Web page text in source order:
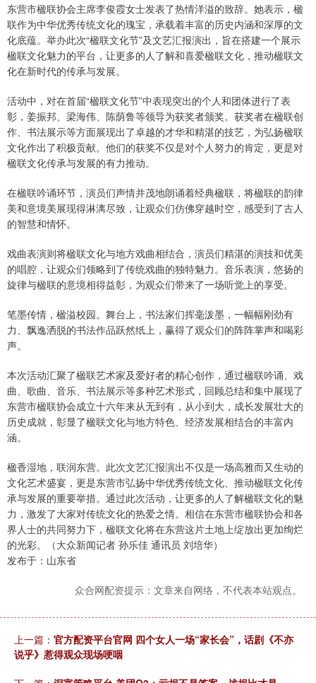
东营市楹联协会主席李俊霞女士发表了热情洋溢的致辞。她表示，楹
联作为中华优秀传统文化的瑰宝，承载着丰富的历史内涵和深厚的文
化底蕴。举办此次“楹联文化节”及文艺汇报演出，旨在搭建一个展示
楹联文化魅力的平台，让更多的人了解和喜爱楹联文化，推动楹联文
化在新时代的传承与发展。
活动中，对在首届“楹联文化节”中表现突出的个人和团体进行了表
彰，姜振邦、梁海伟、陈荫鲁等领导为获奖者颁奖。获奖者在楹联创
作、书法展示等方面展现出了卓越的才华和精湛的技艺，为弘扬楹联
文化作出了积极贡献。他们的获奖不仅是对个人努力的肯定，更是对
楹联文化传承与发展的有力推动。
在楹联吟诵环节，演员们声情并茂地朗诵着经典楹联，将楹联的韵律
美和意境美展现得淋漓尽致，让观众们仿佛穿越时空，感受到了古人
的智慧和情怀。
戏曲表演则将楹联文化与地方戏曲相结合，演员们精湛的演技和优美
的唱腔，让观众们领略到了传统戏曲的独特魅力。音乐表演，悠扬的
旋律与楹联的意境相得益彰，为观众们带来了一场听觉上的享受。
笔墨传情，楹溢校园。舞台上，书法家们挥毫泼墨，一幅幅刚劲有
力、飘逸洒脱的书法作品跃然纸上，赢得了观众们的阵阵掌声和喝彩
声。
本次活动汇聚了楹联艺术家及爱好者的精心创作，通过楹联吟诵、戏
曲、歌曲、音乐、书法展示等多种艺术形式，回顾总结和集中展现了
东营市楹联协会成立十六年来从无到有，从小到大，成长发展壮大的
历史成就，彰显了楹联文化与地方特色、经济发展相结合的丰富内
涵。
楹香湿地，联润东营。此次文艺汇报演出不仅是一场高雅而又生动的
文化艺术盛宴，更是东营市弘扬中华优秀传统文化、推动楹联文化传
承与发展的重要举措。通过此次活动，让更多的人了解楹联文化的魅
力，激发了大家对传统文化的热爱之情。相信在东营市楹联协会和各
界人士的共同努力下，楹联文化将在东营这片土地上绽放出更加绚烂
的光彩。（大众新闻记者 孙乐佳 通讯员 刘培华）
发布于：山东省
众合网配资提示：文章来自网络，不代表本站观点。
上一篇： 官方配资平台官网 四个女人一场“家长会”，话剧《不亦
说乎》惹得观众现场哽咽